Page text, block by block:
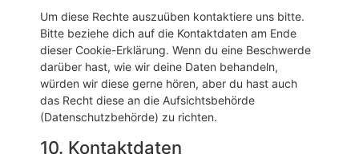
Um diese Rechte auszuüben kontaktiere uns bitte.
Bitte beziehe dich auf die Kontaktdaten am Ende
dieser Cookie-Erklärung. Wenn du eine Beschwerde
darüber hast, wie wir deine Daten behandeln,
würden wir diese gerne hören, aber du hast auch
das Recht diese an die Aufsichtsbehörde
(Datenschutzbehörde) zu richten.
10. Kontaktdaten